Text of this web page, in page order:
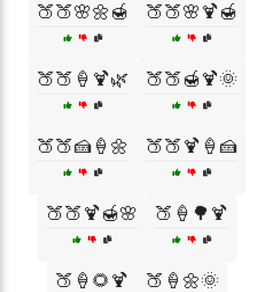
🍑🍑🌸🌼🍯 🍑🍑🌸🍹🍯
🍑🍑🍦🍹🌿 🍑🍑🍯🍹🌞
🍑🍑🍰🍦🌼 🍑🍑🍹🍦🍰
🍑🍑🍹🍯🌸 🍑🍦🌳🍹
🍑🍦🌻🍹 🍑🍦🌼🌞